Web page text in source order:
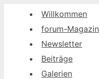
Willkommen
forum-Magazin
Newsletter
Beiträge
Galerien